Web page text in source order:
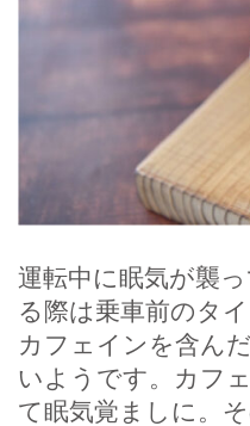
運転中に眠気が襲
る際は乗車前のタイ
カフェインを含ん
いようです。カフ
て眠気覚ましに。